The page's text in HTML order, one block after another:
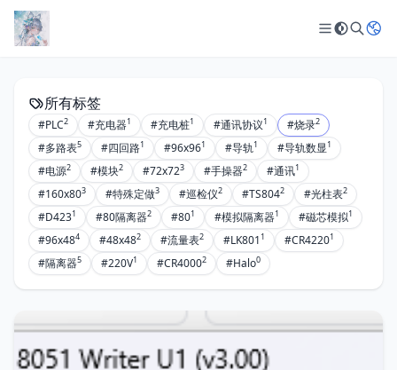
所有标签
#PLC2 #充电器1 #充电桩1 #通讯协议1 #烧录2
#多路表5 #四回路1 #96x961 #导轨1 #导轨数显1
#电源2 #模块2 #72x723 #手操器2 #通讯1
#160x803 #特殊定做3 #巡检仪2 #TS8042 #光柱表2
#D4231 #80隔离器2 #801 #模拟隔离器1 #磁芯模拟1
#96x484 #48x482 #流量表2 #LK801 1 #CR42201
#隔离器5 #220V1 #CR40002 #Halo0